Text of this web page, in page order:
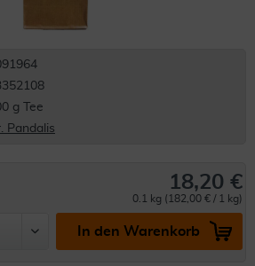
g Tee
Pandalis
18,20 €
0.1 kg (182,00 € / 1 kg)
In den Warenkorb